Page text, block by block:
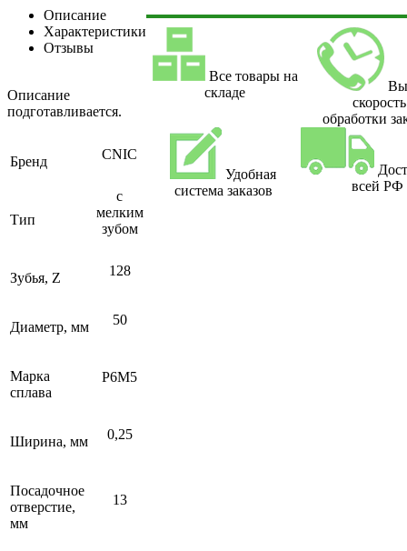
Описание
Характеристики
Отзывы
Описание
подготавливается.
Бренд CNIC
Тип
с
мелким
зубом
Зубья, Z 128
Диаметр, мм 50
Марка
сплава
Р6М5
Ширина, мм 0,25
Посадочное
отверстие,
мм
13
Все товары на
складе
скорость
обработки
Удобная
система заказов
всей РФ